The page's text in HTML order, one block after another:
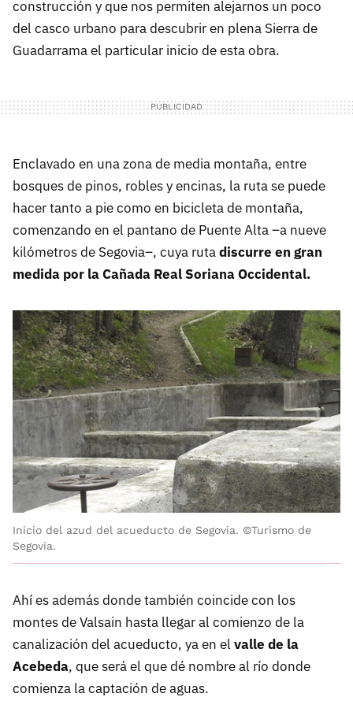
construcción y que nos permiten alejarnos un poco
del casco urbano para descubrir en plena Sierra de
Guadarrama el particular inicio de esta obra.
Enclavado en una zona de media montaña, entre
bosques de pinos, robles y encinas, la ruta se puede
hacer tanto a pie como en bicicleta de montaña,
comenzando en el pantano de Puente Alta –a nueve
kilómetros de Segovia–, cuya rutadiscurre en gran
medida por la Cañada Real Soriana Occidental.
Inicio del azud del acueducto de Segovia. ©Turismo de
Segovia.
Ahí es además donde también coincide con los
montes de Valsain hasta llegar al comienzo de la
canalización del acueducto, ya en el valle de la
Acebeda, que será el que dé nombre al río donde
comienza la captación de aguas.